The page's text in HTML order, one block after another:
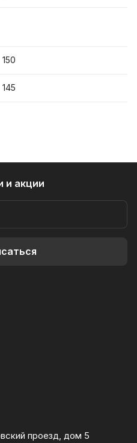
150
145
и акции
проезд, дом 5